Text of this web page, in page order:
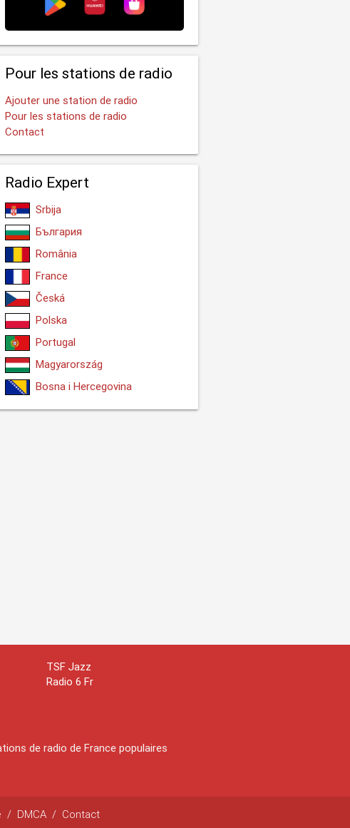
Pour les stations de radio
Ajouter une station de radio
Pour les stations de radio
Contact
Radio Expert
Srbija
България
România
France
Česká
Polska
Portugal
Magyarország
Bosna i Hercegovina
TSF Jazz
Radio 6 Fr
de radio de France populaires
/ DMCA / Contact